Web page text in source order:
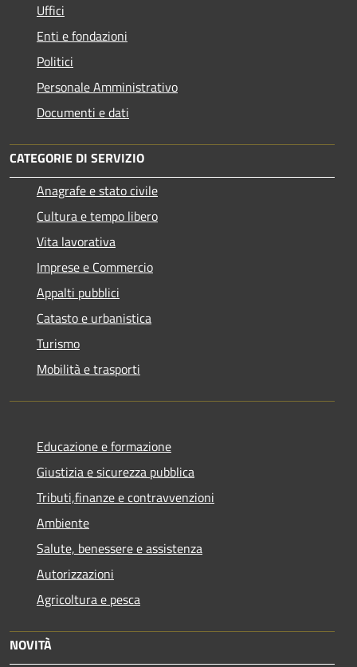
Uffici
Enti e fondazioni
Politici
Personale Amministrativo
Documenti e dati
CATEGORIE DI SERVIZIO
Anagrafe e stato civile
Cultura e tempo libero
Vita lavorativa
Imprese e Commercio
Appalti pubblici
Catasto e urbanistica
Turismo
Mobilità e trasporti
Educazione e formazione
Giustizia e sicurezza pubblica
Tributi,finanze e contravvenzioni
Ambiente
Salute, benessere e assistenza
Autorizzazioni
Agricoltura e pesca
NOVITÀ